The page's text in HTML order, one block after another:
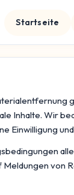
Startseite
Inhalte. Wir
Einwilligung